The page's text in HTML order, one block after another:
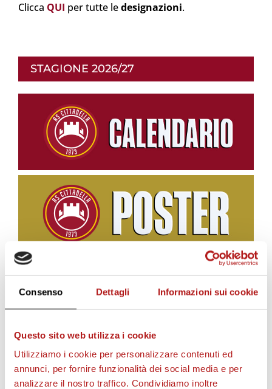
Consenso Dettagli Informazioni sui cookie
Questo sito web utilizza i cookie
Utilizziamo i cookie per personalizzare contenuti ed
annunci, per fornire funzionalità dei social media e per
analizzare il nostro traffico. Condividiamo inoltre
Clicca QUI per tutte ledesignazioni.
STAGIONE 2026/27
BIGLIETTI